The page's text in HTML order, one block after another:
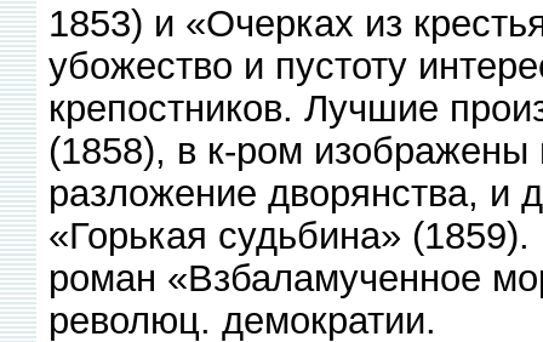
1853) и «Очерках из
убожество и пустоту
крепостников. Лучшие
(1858), в к-ром изображены
разложение дворянства, и
«Горькая судьбина»
роман «Взбаламученное
революц. демократии.